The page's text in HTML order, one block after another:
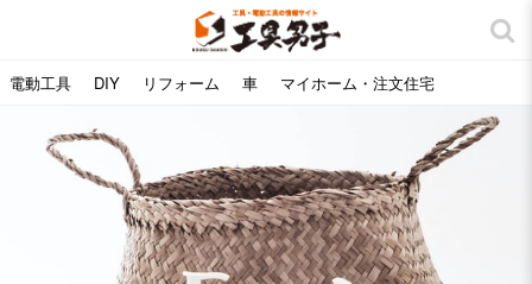
電動工具 DIY リフォーム 車 マイホーム・注文住宅